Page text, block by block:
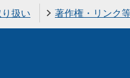
扱い 著作権・リンク